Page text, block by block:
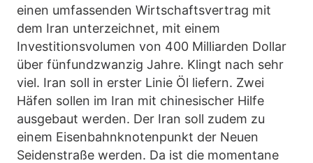
einen umfassenden Wirtschaftsvertrag mit
dem Iran unterzeichnet, mit einem
Investitionsvolumen von 400 Milliarden Dollar
über fünfundzwanzig Jahre. Klingt nach sehr
viel. Iran soll in erster Linie Öl liefern. Zwei
Häfen sollen im Iran mit chinesischer Hilfe
ausgebaut werden. Der Iran soll zudem zu
einem Eisenbahnknotenpunkt der Neuen
Seidenstraße werden. Da ist die momentane